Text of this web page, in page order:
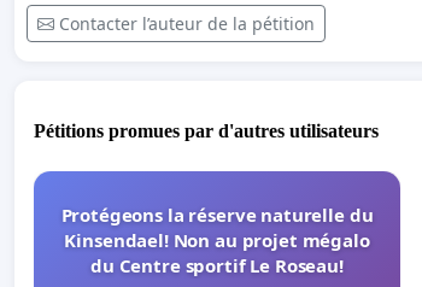
Contacter l’auteur de la pétition
Pétitions promues par d'autres utilisateurs
Protégeons la réserve naturelle du
Kinsendael! Non au projet mégalo
du Centre sportif Le Roseau!